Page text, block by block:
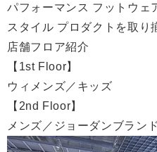
パフォーマンス フットウェ
スタイル プロダクトを取り
店舗フロア紹介
【1st Floor】
ウィメンズ／キッズ
【2nd Floor】
メンズ／ジョーダンブランド